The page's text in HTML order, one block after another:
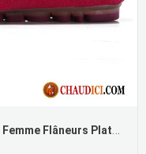
Ballerine Mocassin Femme Lavande Femme Flâneurs Plates Printemps Derbies En Vente